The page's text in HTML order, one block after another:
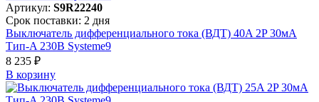
Артикул: S9R22240
Срок поставки: 2 дня
Выключатель дифференциального тока (ВДТ) 40A 2P 30мА
Тип-A 230В Systeme9
8 235 ₽
В корзинy